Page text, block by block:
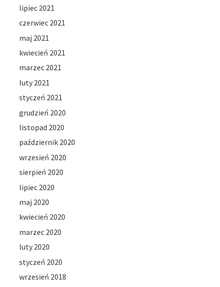
lipiec 2021
czerwiec 2021
maj 2021
kwiecień 2021
marzec 2021
luty 2021
styczeń 2021
grudzień 2020
listopad 2020
październik 2020
wrzesień 2020
sierpień 2020
lipiec 2020
maj 2020
kwiecień 2020
marzec 2020
luty 2020
styczeń 2020
wrzesień 2018